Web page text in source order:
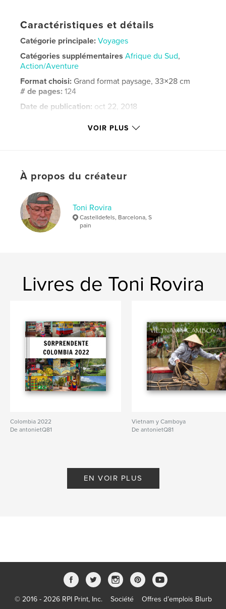
Caractéristiques et détails
Catégorie principale: Voyages
Catégories supplémentaires Afrique du Sud,
Action/Aventure
Format choisi: Grand format paysage, 33×28 cm
# de pages:124
Date de publication: oct 22, 2018
VOIR PLUS
À propos du créateur
Toni Rovira
Castelldefels, Barcelona, S
pain
Livres de Toni Rovira
Colombia 2022
De antonietQ81
Vietnam y Camboya
De antonietQ81
EN VOIR PLUS
© 2016 - 2026 RPI Print, Inc. Société Offres d’emplois Blurb